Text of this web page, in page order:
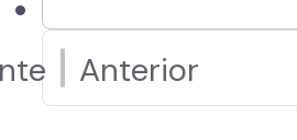
Anterior